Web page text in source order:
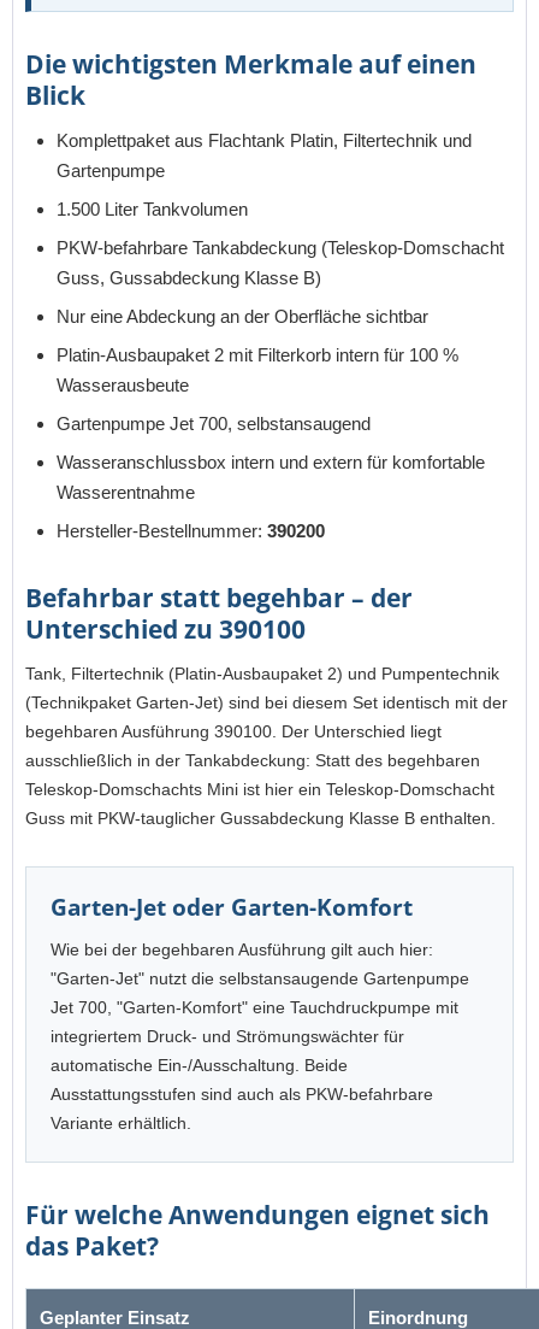
Die wichtigsten Merkmale auf einen
Blick
Komplettpaket aus Flachtank Platin, Filtertechnik und
Gartenpumpe
1.500 Liter Tankvolumen
PKW-befahrbare Tankabdeckung (Teleskop-Domschacht
Guss, Gussabdeckung Klasse B)
Nur eine Abdeckung an der Oberfläche sichtbar
Platin-Ausbaupaket 2 mit Filterkorb intern für 100 %
Wasserausbeute
Gartenpumpe Jet 700, selbstansaugend
Wasseranschlussbox intern und extern für komfortable
Wasserentnahme
Hersteller-Bestellnummer: 390200
Befahrbar statt begehbar – der
Unterschied zu 390100
Tank, Filtertechnik (Platin-Ausbaupaket 2) und Pumpentechnik
(Technikpaket Garten-Jet) sind bei diesem Set identisch mit der
begehbaren Ausführung 390100. Der Unterschied liegt
ausschließlich in der Tankabdeckung: Statt des begehbaren
Teleskop-Domschachts Mini ist hier ein Teleskop-Domschacht
Guss mit PKW-tauglicher Gussabdeckung Klasse B enthalten.
Garten-Jet oder Garten-Komfort
Wie bei der begehbaren Ausführung gilt auch hier:
"Garten-Jet" nutzt die selbstansaugende Gartenpumpe
Jet 700, "Garten-Komfort" eine Tauchdruckpumpe mit
integriertem Druck- und Strömungswächter für
automatische Ein-/Ausschaltung. Beide
Ausstattungsstufen sind auch als PKW-befahrbare
Variante erhältlich.
Für welche Anwendungen eignet sich
das Paket?
Geplanter Einsatz Einordnung